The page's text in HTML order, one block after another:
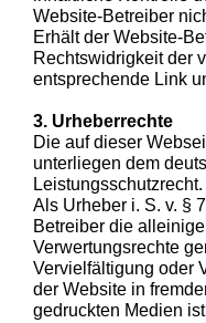
Website-Betreiber
Erhält der Website-
Rechtswidrigkeit der
entsprechende Link
3. Urheberrechte
Die auf dieser
unterliegen dem
Leistungsschutzrecht.
Als Urheber i. S. v. §
Betreiber die
Verwertungsrechte
Vervielfältigung oder
der Website in
gedruckten Medien